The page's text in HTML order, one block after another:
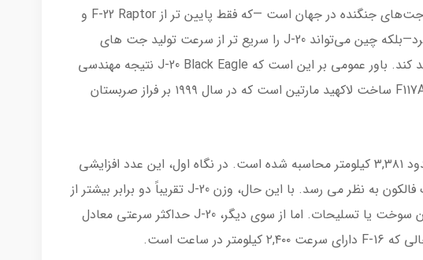
هواپیما نه تنها یکی از سریع‌ترین جت‌های جنگنده در جهان است —که فقط پایین تر از F-22 Raptor و
Dassault Mirage 2000 قرار می گیرد—بلکه چین می‌تواند J-20 را سریع تر از سرعت تولید جت های
جنگنده توسط کشورهای دیگر تولید کند. باور عمومی بر این است که J-20 Black Eagle نتیجه مهندسی
معکوس یک جنگنده F117A Nighthawk ساخت لاکهید مارتین است که در سال ۱۹۹۹ بر فراز صربستان
برد عملیاتی J-20 Black Eagle حدود ۳,۳۸۱ کیلومتر محاسبه شده است. در نگاه اول، این عدد افزایشی
جزئی نسبت به برد اف-۱۶ فایتینگ فالکون به نظر می رسد. با این حال، وزن J-20 تقریباً دو برابر بیشتر از
جنگنده آمریکایی است، حتی بدون سوخت یا تسلیحات. اما از سوی دیگر، J-20 حداکثر سرعتی معادل